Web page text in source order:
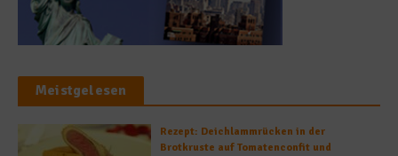
Meistgelesen
Rezept: Deichlammrücken in der
Brotkruste auf Tomatenconfit und